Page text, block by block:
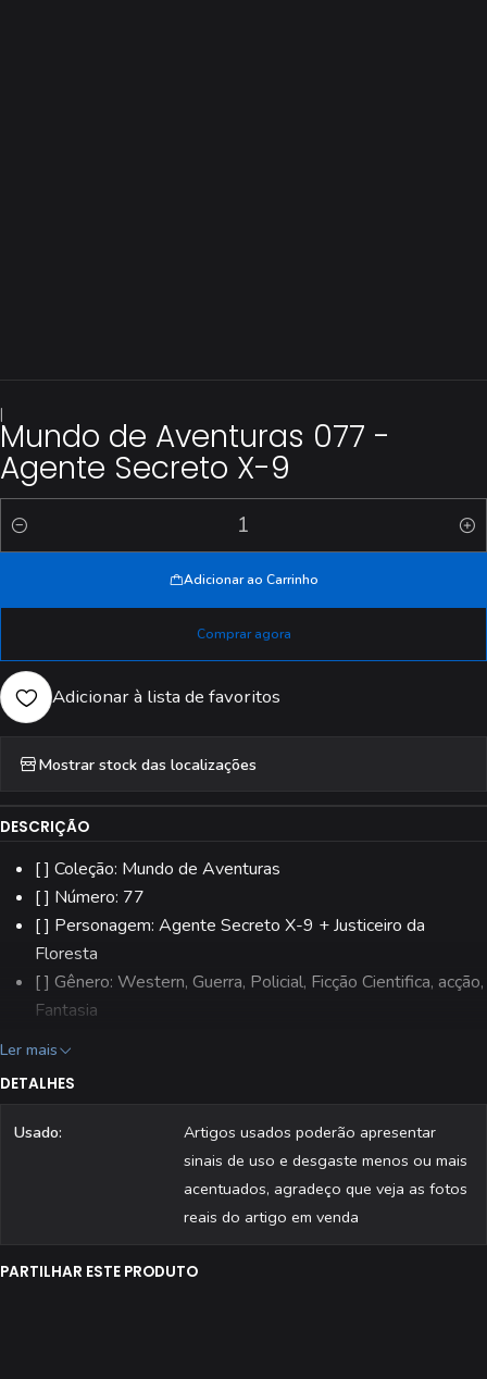
|
Mundo de Aventuras 077 -
Agente Secreto X-9
Quantidade
Adicionar ao Carrinho
Comprar agora
Adicionar à lista de favoritos
Mostrar stock das localizações
DESCRIÇÃO
[ ] Coleção: Mundo de Aventuras
[ ] Número: 77
[ ] Personagem: Agente Secreto X-9 + Justiceiro da
Floresta
[ ] Gênero: Western, Guerra, Policial, Ficção Cientifica, acção,
Fantasia
[ ] Poster/Destacavel: Editado sem destacavel
[ ] Estado: Usado (folha central solta do agrafo)
[ ] Todas as revistas são fotografadas individualmente.
Ler mais
DETALHES
Usado:
Artigos usados poderão apresentar
sinais de uso e desgaste menos ou mais
acentuados, agradeço que veja as fotos
reais do artigo em venda
PARTILHAR ESTE PRODUTO